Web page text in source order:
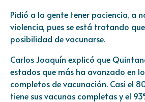
Pidió a la gente tener paciencia, a
violencia, pues se está tratando
posibilidad de vacunarse.
Carlos Joaquín explicó que
estados que más ha avanzado en
completos de vacunación. Casi el
tiene sus vacunas completas y el